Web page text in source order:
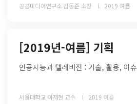
공공미디어연구소 김동준 소장 2019 여름
[2019년-여름] 기획
인공지능과 텔레비전 : 기술, 활용, 이슈
서울대학교 이재현 교수 2019 여름